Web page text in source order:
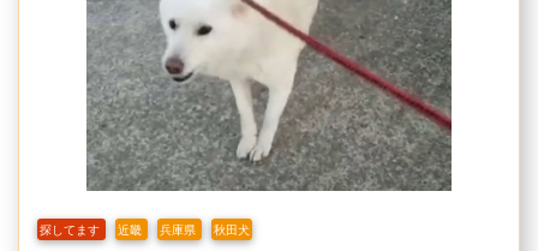
探してます 近畿 兵庫県 秋田犬